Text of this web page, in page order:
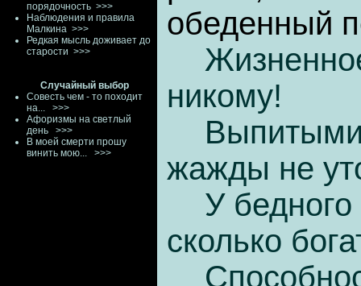
порядочность >>>
Наблюдения и правила
Малкина >>>
Редкая мысль доживает до
старости >>>
Случайный выбор
Совесть чем - то походит
на...
>>>
Афоризмы на светлый
день
>>>
В моей смерти прошу
винить мою...
>>>
обеденный
никому!
жажды не
У
сколько